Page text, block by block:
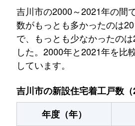
吉川市の2000～2021年の間
数がもっとも多かったのは
で、もっとも少なかったの
した。2000年と2021年を比
しています。
吉川市の新設住宅着工戸数（
年度（年）